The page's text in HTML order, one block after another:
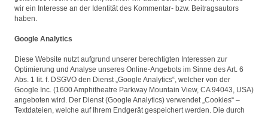
wir ein Interesse an der Identität des Kommentar- bzw. Beitragsautors
haben.
Google Analytics
Diese Website nutzt aufgrund unserer berechtigten Interessen zur
Optimierung und Analyse unseres Online-Angebots im Sinne des Art. 6
Abs. 1 lit. f. DSGVO den Dienst „Google Analytics“, welcher von der
Google Inc. (1600 Amphitheatre Parkway Mountain View, CA 94043, USA)
angeboten wird. Der Dienst (Google Analytics) verwendet „Cookies“ –
Textdateien, welche auf Ihrem Endgerät gespeichert werden. Die durch